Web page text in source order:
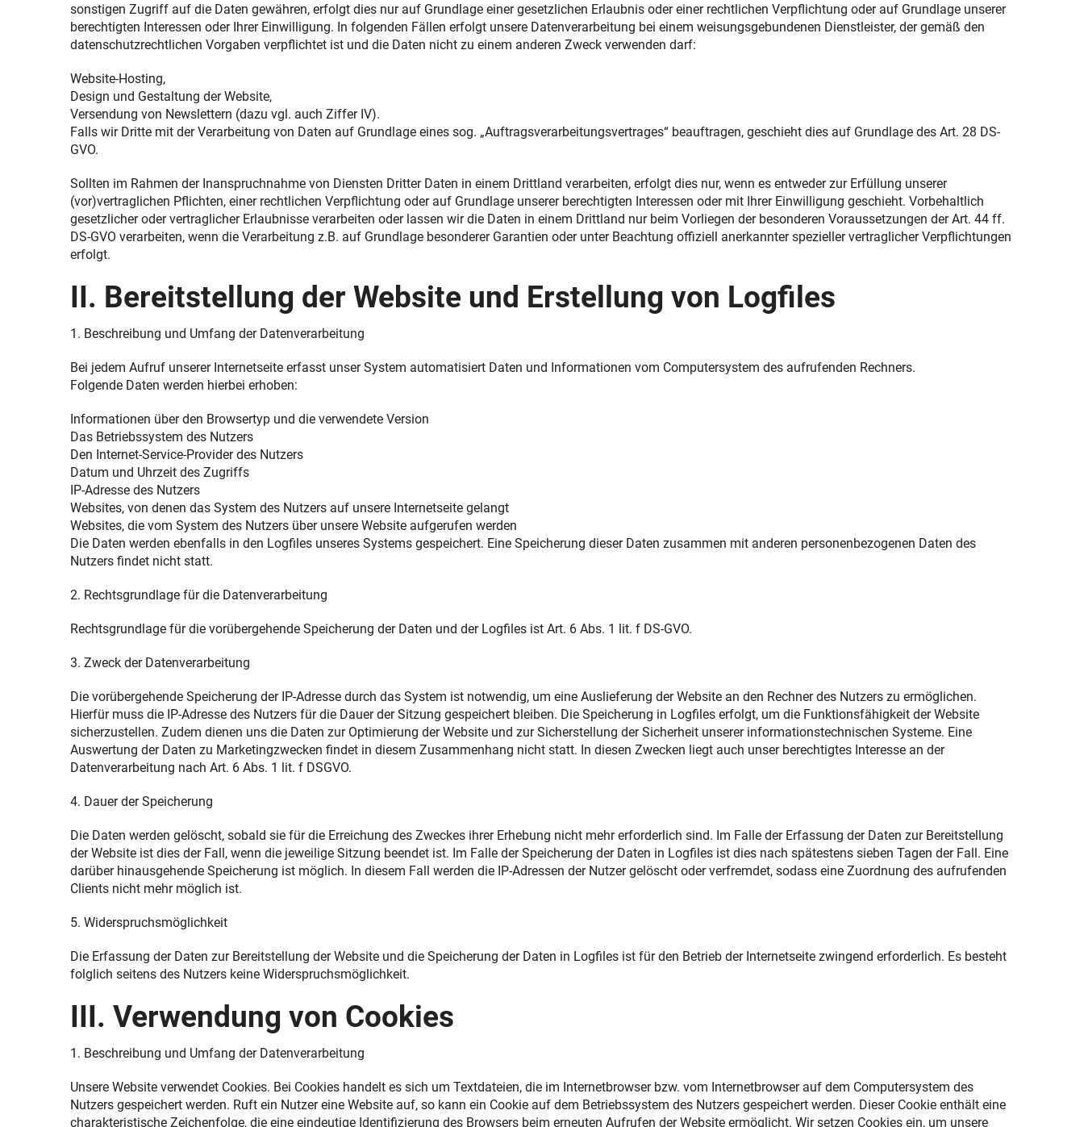
sonstigen Zugriff auf die Daten gewähren, erfolgt dies nur auf Grundlage einer gesetzlichen Erlaubnis oder einer rechtlichen Verpflichtung oder auf Grundlage unserer
berechtigten Interessen oder Ihrer Einwilligung. In folgenden Fällen erfolgt unsere Datenverarbeitung bei einem weisungsgebundenen Dienstleister, der gemäß den
datenschutzrechtlichen Vorgaben verpflichtet ist und die Daten nicht zu einem anderen Zweck verwenden darf:
Website-Hosting,
Design und Gestaltung der Website,
Versendung von Newslettern (dazu vgl. auch Ziffer IV).
Falls wir Dritte mit der Verarbeitung von Daten auf Grundlage eines sog. „Auftragsverarbeitungsvertrages“ beauftragen, geschieht dies auf Grundlage des Art. 28 DS-
GVO.
Sollten im Rahmen der Inanspruchnahme von Diensten Dritter Daten in einem Drittland verarbeiten, erfolgt dies nur, wenn es entweder zur Erfüllung unserer
(vor)vertraglichen Pflichten, einer rechtlichen Verpflichtung oder auf Grundlage unserer berechtigten Interessen oder mit Ihrer Einwilligung geschieht. Vorbehaltlich
gesetzlicher oder vertraglicher Erlaubnisse verarbeiten oder lassen wir die Daten in einem Drittland nur beim Vorliegen der besonderen Voraussetzungen der Art. 44 ff.
DS-GVO verarbeiten, wenn die Verarbeitung z.B. auf Grundlage besonderer Garantien oder unter Beachtung offiziell anerkannter spezieller vertraglicher Verpflichtungen
erfolgt.
II. Bereitstellung der Website und Erstellung von Logfiles
1. Beschreibung und Umfang der Datenverarbeitung
Bei jedem Aufruf unserer Internetseite erfasst unser System automatisiert Daten und Informationen vom Computersystem des aufrufenden Rechners.
Folgende Daten werden hierbei erhoben:
Informationen über den Browsertyp und die verwendete Version
Das Betriebssystem des Nutzers
Den Internet-Service-Provider des Nutzers
Datum und Uhrzeit des Zugriffs
IP-Adresse des Nutzers
Websites, von denen das System des Nutzers auf unsere Internetseite gelangt
Websites, die vom System des Nutzers über unsere Website aufgerufen werden
Die Daten werden ebenfalls in den Logfiles unseres Systems gespeichert. Eine Speicherung dieser Daten zusammen mit anderen personenbezogenen Daten des
Nutzers findet nicht statt.
2. Rechtsgrundlage für die Datenverarbeitung
Rechtsgrundlage für die vorübergehende Speicherung der Daten und der Logfiles ist Art. 6 Abs. 1 lit. f DS-GVO.
3. Zweck der Datenverarbeitung
Die vorübergehende Speicherung der IP-Adresse durch das System ist notwendig, um eine Auslieferung der Website an den Rechner des Nutzers zu ermöglichen.
Hierfür muss die IP-Adresse des Nutzers für die Dauer der Sitzung gespeichert bleiben. Die Speicherung in Logfiles erfolgt, um die Funktionsfähigkeit der Website
sicherzustellen. Zudem dienen uns die Daten zur Optimierung der Website und zur Sicherstellung der Sicherheit unserer informationstechnischen Systeme. Eine
Auswertung der Daten zu Marketingzwecken findet in diesem Zusammenhang nicht statt. In diesen Zwecken liegt auch unser berechtigtes Interesse an der
Datenverarbeitung nach Art. 6 Abs. 1 lit. f DSGVO.
4. Dauer der Speicherung
Die Daten werden gelöscht, sobald sie für die Erreichung des Zweckes ihrer Erhebung nicht mehr erforderlich sind. Im Falle der Erfassung der Daten zur Bereitstellung
der Website ist dies der Fall, wenn die jeweilige Sitzung beendet ist. Im Falle der Speicherung der Daten in Logfiles ist dies nach spätestens sieben Tagen der Fall. Eine
darüber hinausgehende Speicherung ist möglich. In diesem Fall werden die IP-Adressen der Nutzer gelöscht oder verfremdet, sodass eine Zuordnung des aufrufenden
Clients nicht mehr möglich ist.
5. Widerspruchsmöglichkeit
Die Erfassung der Daten zur Bereitstellung der Website und die Speicherung der Daten in Logfiles ist für den Betrieb der Internetseite zwingend erforderlich. Es besteht
folglich seitens des Nutzers keine Widerspruchsmöglichkeit.
III. Verwendung von Cookies
1. Beschreibung und Umfang der Datenverarbeitung
Unsere Website verwendet Cookies. Bei Cookies handelt es sich um Textdateien, die im Internetbrowser bzw. vom Internetbrowser auf dem Computersystem des
Nutzers gespeichert werden. Ruft ein Nutzer eine Website auf, so kann ein Cookie auf dem Betriebssystem des Nutzers gespeichert werden. Dieser Cookie enthält eine
charakteristische Zeichenfolge, die eine eindeutige Identifizierung des Browsers beim erneuten Aufrufen der Website ermöglicht. Wir setzen Cookies ein, um unsere